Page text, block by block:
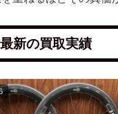
最新の買取実績